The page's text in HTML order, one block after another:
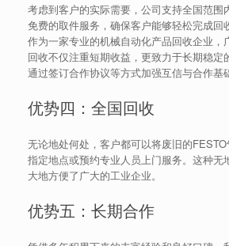
考虑到客户的实际需要，公司支持全国范围
免费的取件服务，确保客户能够轻松完成回
作为一家专业的机械自动化产品回收企业，
回收不仅注重短期收益，更致力于长期稳定
通过签订合作协议等方式加强互信与合作基
优势四：全国回收
无论地处何处，客户都可以将废旧的
指定地点或预约专业人员上门服务。这种无
大地方便了广大的工业企业。
优势五：长期合作